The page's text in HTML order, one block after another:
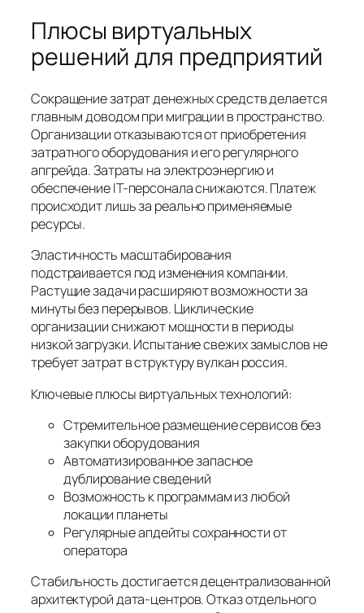
Плюсы виртуальных
решений для предприятий
Сокращение затрат денежных средств делается
главным доводом при миграции в пространство.
Организации отказываются от приобретения
затратного оборудования и его регулярного
апгрейда. Затраты на электроэнергию и
обеспечение IT-персонала снижаются. Платеж
происходит лишь за реально применяемые
ресурсы.
Эластичность масштабирования
подстраивается под изменения компании.
Растущие задачи расширяют возможности за
минуты без перерывов. Циклические
организации снижают мощности в периоды
низкой загрузки. Испытание свежих замыслов не
требует затрат в структуру вулкан россия.
Ключевые плюсы виртуальных технологий:
Стремительное размещение сервисов без
закупки оборудования
Автоматизированное запасное
дублирование сведений
Возможность к программам из любой
локации планеты
Регулярные апдейты сохранности от
оператора
Стабильность достигается децентрализованной
архитектурой дата-центров. Отказ отдельного